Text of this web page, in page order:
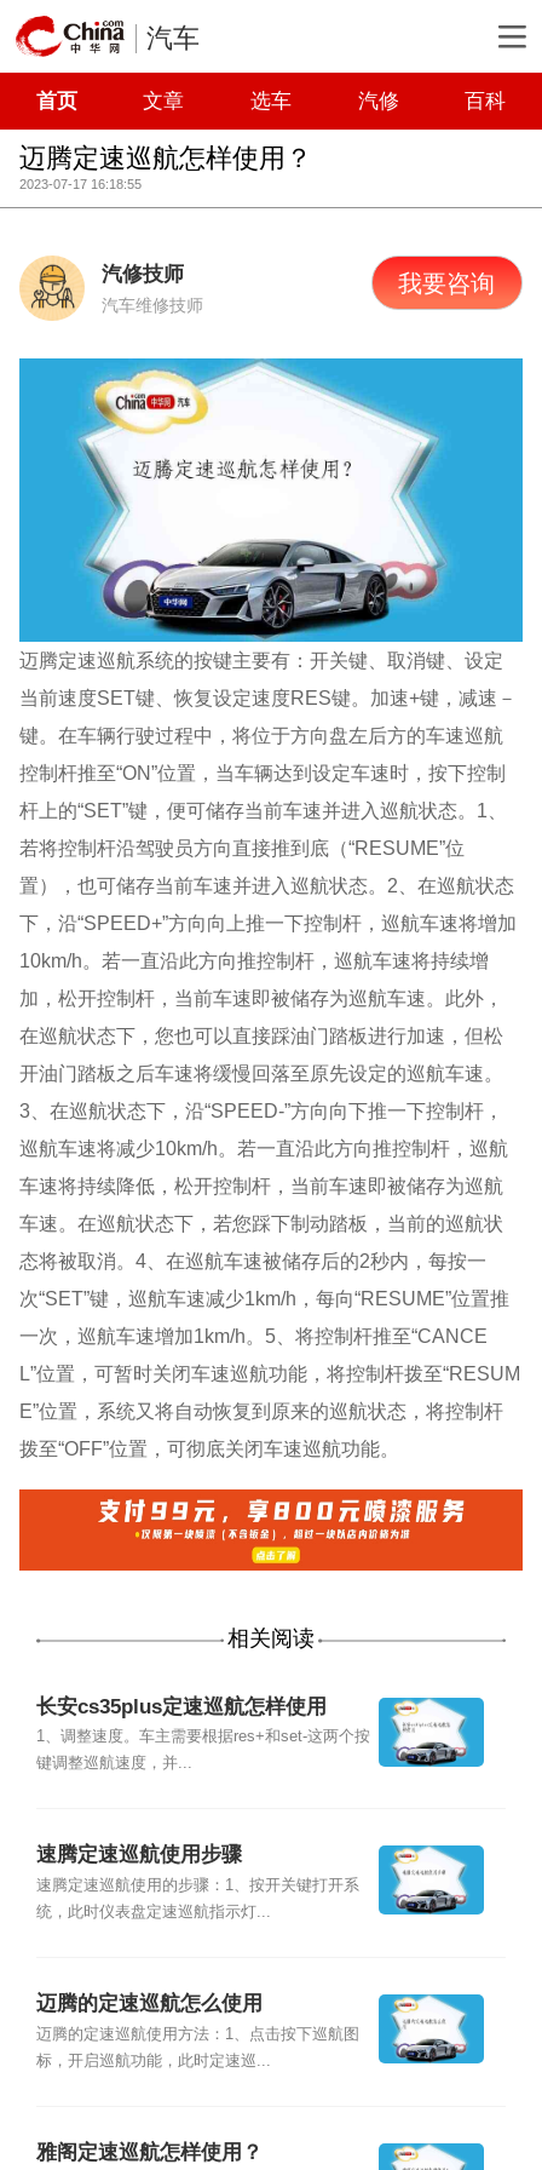
汽车
首页 文章 选车 汽修 百科
迈腾定速巡航怎样使用？
2023-07-17 16:18:55
汽修技师
汽车维修技师
我要咨询
迈腾定速巡航系统的按键主要有：开关键、取消键、设定
当前速度SET键、恢复设定速度RES键。加速+键，减速－
键。在车辆行驶过程中，将位于方向盘左后方的车速巡航
控制杆推至“ON”位置，当车辆达到设定车速时，按下控制
杆上的“SET”键，便可储存当前车速并进入巡航状态。1、
若将控制杆沿驾驶员方向直接推到底（“RESUME”位
置），也可储存当前车速并进入巡航状态。2、在巡航状态
下，沿“SPEED+”方向向上推一下控制杆，巡航车速将增加
10km/h。若一直沿此方向推控制杆，巡航车速将持续增
加，松开控制杆，当前车速即被储存为巡航车速。此外，
在巡航状态下，您也可以直接踩油门踏板进行加速，但松
开油门踏板之后车速将缓慢回落至原先设定的巡航车速。
3、在巡航状态下，沿“SPEED-”方向向下推一下控制杆，
巡航车速将减少10km/h。若一直沿此方向推控制杆，巡航
车速将持续降低，松开控制杆，当前车速即被储存为巡航
车速。在巡航状态下，若您踩下制动踏板，当前的巡航状
态将被取消。4、在巡航车速被储存后的2秒内，每按一
次“SET”键，巡航车速减少1km/h，每向“RESUME”位置推
一次，巡航车速增加1km/h。5、将控制杆推至“CANCE
L”位置，可暂时关闭车速巡航功能，将控制杆拨至“RESUM
E”位置，系统又将自动恢复到原来的巡航状态，将控制杆
拨至“OFF”位置，可彻底关闭车速巡航功能。
相关阅读
长安cs35plus定速巡航怎样使用
1、调整速度。车主需要根据res+和set-这两个按
键调整巡航速度，并...
速腾定速巡航使用步骤
速腾定速巡航使用的步骤：1、按开关键打开系
统，此时仪表盘定速巡航指示灯...
迈腾的定速巡航怎么使用
迈腾的定速巡航使用方法：1、点击按下巡航图
标，开启巡航功能，此时定速巡...
雅阁定速巡航怎样使用？